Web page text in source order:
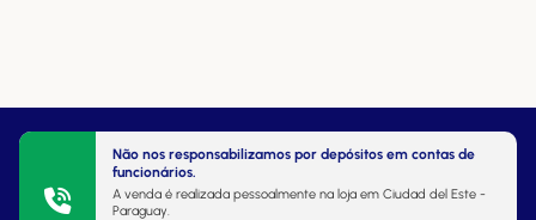
Não nos responsabilizamos por depósitos em contas de
funcionários.
A venda é realizada pessoalmente na loja em Ciudad del Este -
Paraguay.